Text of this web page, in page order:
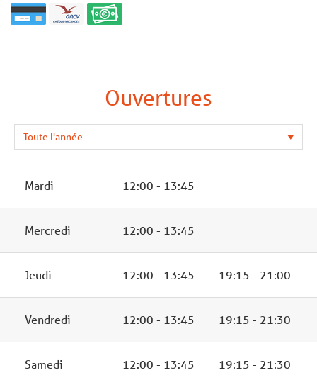
Ouvertures
Mardi 12:00 - 13:45
Mercredi 12:00 - 13:45
Jeudi 12:00 - 13:45 19:15 - 21:00
Vendredi 12:00 - 13:45 19:15 - 21:30
Samedi 12:00 - 13:45 19:15 - 21:30